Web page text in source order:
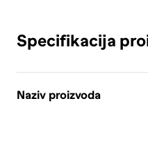
Specifikacija
Naziv proizvoda